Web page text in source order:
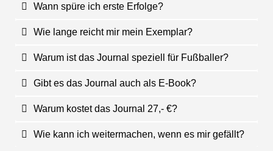
Wann spüre ich erste Erfolge?
Wie lange reicht mir mein Exemplar?
Warum ist das Journal speziell für Fußballer?
Gibt es das Journal auch als E-Book?
Warum kostet das Journal 27,- €?
Wie kann ich weitermachen, wenn es mir gefällt?